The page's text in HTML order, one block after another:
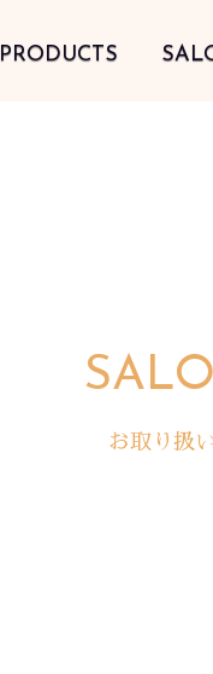
PRODUCTS
お取り扱